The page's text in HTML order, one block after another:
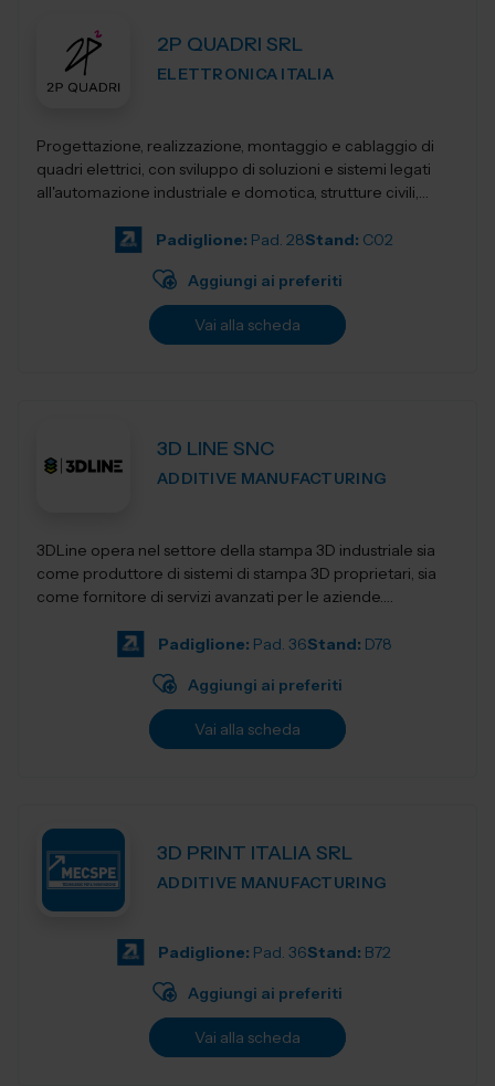
2P QUADRI SRL
ELETTRONICA ITALIA
Progettazione, realizzazione, montaggio e cablaggio di
quadri elettrici, con sviluppo di soluzioni e sistemi legati
all'automazione industriale e domotica, strutture civili,
Padiglione: Pad. 28Stand: C02
Aggiungi ai preferiti
Vai alla scheda
3D LINE SNC
ADDITIVE MANUFACTURING
3DLine opera nel settore della stampa 3D industriale sia
come produttore di sistemi di stampa 3D proprietari, sia
come fornitore di servizi avanzati per le aziende.
Padiglione: Pad. 36Stand: D78
Aggiungi ai preferiti
Vai alla scheda
3D PRINT ITALIA SRL
ADDITIVE MANUFACTURING
Padiglione: Pad. 36Stand: B72
Aggiungi ai preferiti
Vai alla scheda